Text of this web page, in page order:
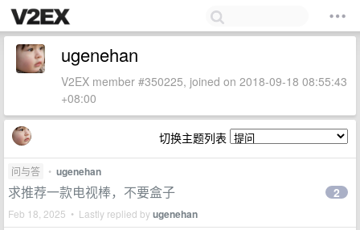
ugenehan
V2EX member #350225, joined on 2018-09-18 08:55:43
+08:00
切换主题列表
问与答 • ugenehan
求推荐一款电视棒，不要盒子
Feb 18, 2025 • Lastly replied byugenehan
2